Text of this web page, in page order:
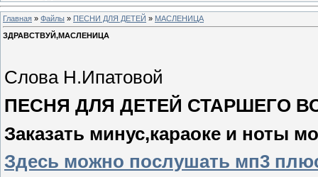
Главная » Файлы » ПЕСНИ ДЛЯ ДЕТЕЙ » МАСЛЕНИЦА
ЗДРАВСТВУЙ,МАСЛЕНИЦА
Слова Н.Ипатовой
ПЕСНЯ ДЛЯ ДЕТЕЙ СТАРШЕГО
Заказать минус,караоке и ноты
Здесь можно послушать мп3